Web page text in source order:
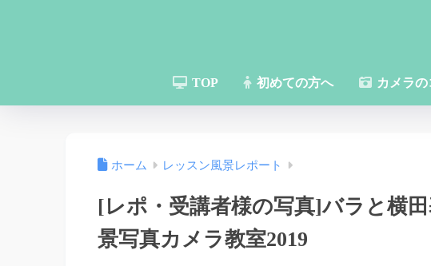
TOP 初めての方へ カメラの
ホーム レッスン風景レポート
[レポ・受講者様の写真]バラと横
景写真カメラ教室2019